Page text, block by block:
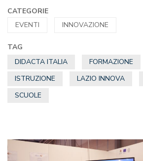
CATEGORIE
EVENTI
INNOVAZIONE
TAG
DIDACTA ITALIA
FORMAZIONE
ISTRUZIONE
LAZIO INNOVA
SCUOLE